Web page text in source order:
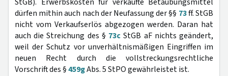
dürfen mithin auch nach der Neufassung der §§ 73ff. StGB
nicht vom Verkaufserlös abgezogen werden. Daran hat
auch die Streichung des § 73c StGB aF nichts geändert,
weil der Schutz vor unverhältnismäßigen Eingriffen im
neuen Recht durch die vollstreckungsrechtliche
Vorschrift des §459gAbs. 5 StPO gewährleistet ist.